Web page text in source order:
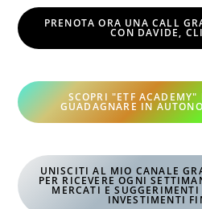
PRENOTA ORA UNA CALL
CON DAVIDE,
SCOPRI "ETF ACADEMY"
GUADAGNARE IN
UNISCITI AL MIO CANALE
PER RICEVERE OGNI
MERCATI E
INVESTIMENTI